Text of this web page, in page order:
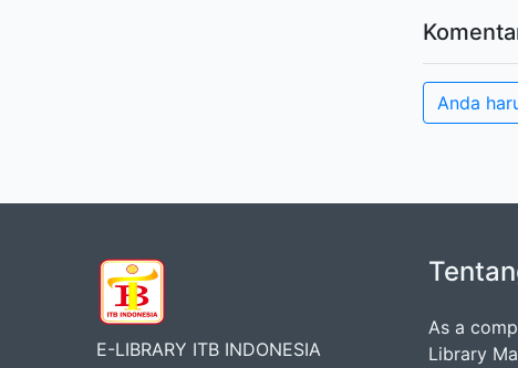
Anda
E-LIBRARY ITB INDONESIA
As a
Library